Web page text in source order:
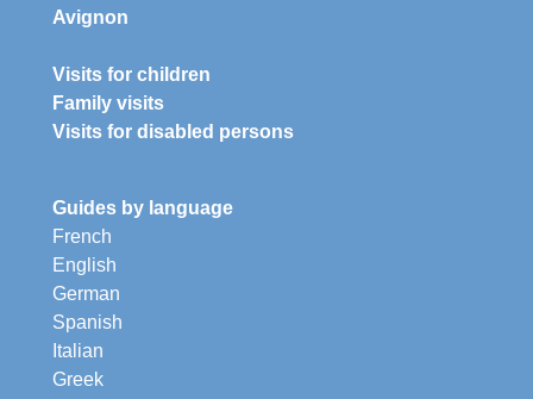
Avignon
Visits for children
Family visits
Visits for disabled persons
Guides by language
French
English
German
Spanish
Italian
Greek